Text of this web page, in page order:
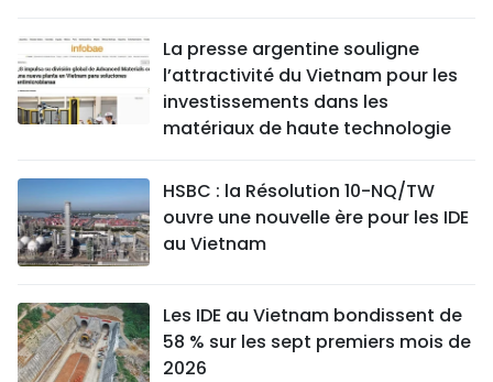
La presse argentine souligne
l’attractivité du Vietnam pour les
investissements dans les
matériaux de haute technologie
HSBC : la Résolution 10-NQ/TW
ouvre une nouvelle ère pour les IDE
au Vietnam
Les IDE au Vietnam bondissent de
58 % sur les sept premiers mois de
2026